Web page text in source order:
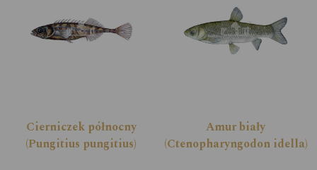
Cierniczek północny
(Pungitius pungitius)
Amur biały
(Ctenopharyngodon idella)